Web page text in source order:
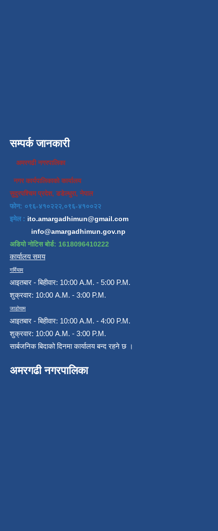
सम्पर्क जानकारी
अमरगढी नगरपालिका
नगर कार्यपालिकाको कार्यालय
सुदुरपश्चिम प्रदेश, डडेल्धुरा, नेपाल
फोन: ०९६-४१०२२२,०९६-४१००२२
इमेल : ito.amargadhimun@gmail.com
info@amargadhimun.gov.np
अडियो नोटिस बोर्ड: 1618096410222
कार्यालय समय
गर्मियाम
आइतबार - बिहीवार: 10:00 A.M. - 5:00 P.M.
शुक्रवार: 10:00 A.M. - 3:00 P.M.
जाडोयाम
आइतबार - बिहीवार: 10:00 A.M. - 4:00 P.M.
शुक्रवार: 10:00 A.M. - 3:00 P.M.
सार्बजनिक बिदाको दिनमा कार्यालय बन्द रहने छ ।
अमरगढी नगरपालिका